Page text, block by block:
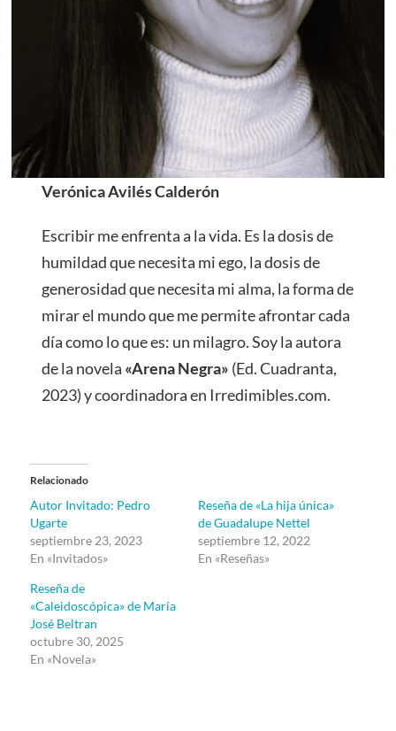
Verónica Avilés Calderón
Escribir me enfrenta a la vida. Es la dosis de
humildad que necesita mi ego, la dosis de
generosidad que necesita mi alma, la forma de
mirar el mundo que me permite afrontar cada
día como lo que es: un milagro. Soy la autora
de la novela «Arena Negra» (Ed. Cuadranta,
2023) y coordinadora en Irredimibles.com.
Relacionado
Autor Invitado: Pedro
Ugarte
septiembre 23, 2023
En «Invitados»
Reseña de «La hija única»
de Guadalupe Nettel
septiembre 12, 2022
En «Reseñas»
Reseña de
«Caleidoscópica» de María
José Beltran
octubre 30, 2025
En «Novela»